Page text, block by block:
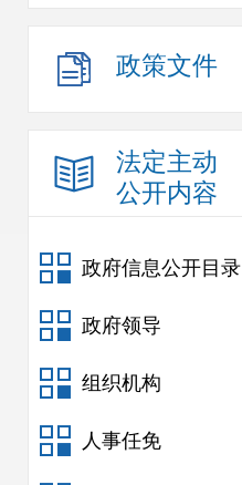
政策文件
法定主动
公开内容
政府信息公开目录
政府领导
组织机构
人事任免